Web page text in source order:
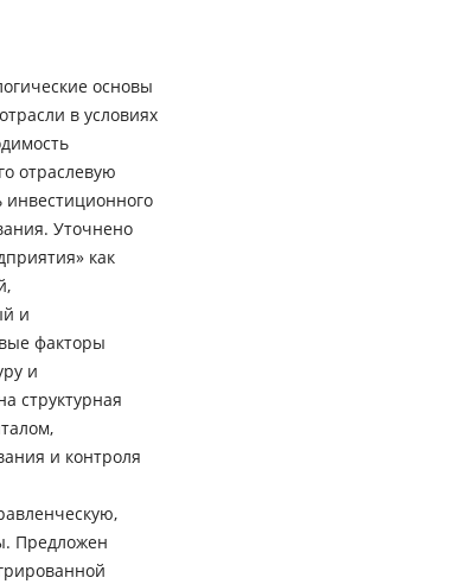
основы
в условиях
отраслевую
инвестиционного
Уточнено
как
и
факторы
и
структурная
и контроля
Предложен